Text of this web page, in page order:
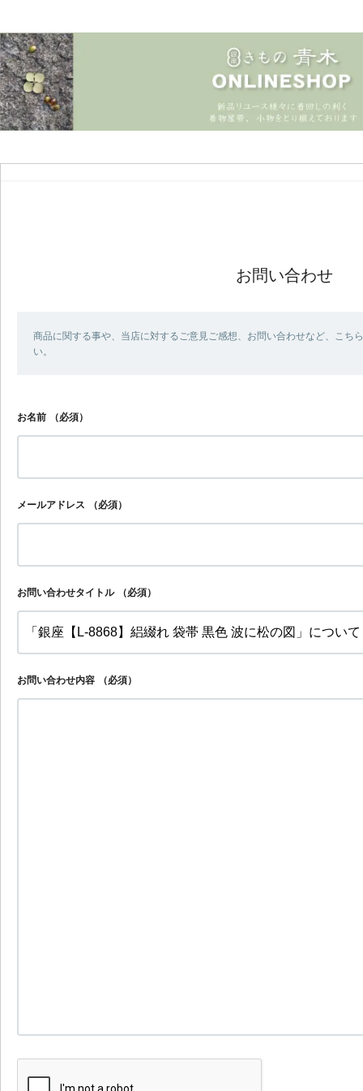
お問い合わせ
商品に関する事や、当店に対するご意見ご感想、お問い合わせなど、こち
い。
お名前 （必須）
メールアドレス （必須）
お問い合わせタイトル （必須）
お問い合わせ内容 （必須）